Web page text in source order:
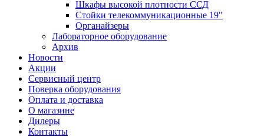
Шкафы высокой плотности ССД
Стойки телекоммуникационные 19"
Органайзеры
Лабораторное оборудование
Архив
Новости
Акции
Сервисный центр
Поверка оборудования
Оплата и доставка
О магазине
Дилеры
Контакты